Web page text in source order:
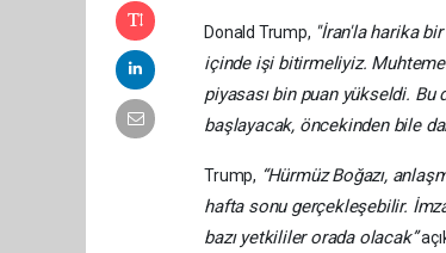
Donald Trump, ''İran'la harika
içinde işi bitirmeliyiz.
piyasası bin puan yükseldi.
başlayacak, öncekinden bile
Trump, “Hürmüz Boğazı,
hafta sonu gerçekleşebilir.
bazı yetkililer orada olacak”